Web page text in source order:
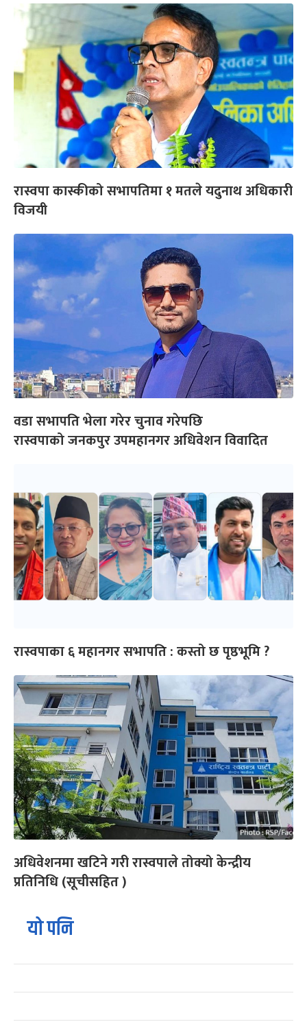
रास्वपा कास्कीको सभापतिमा १ मतले यदुनाथ अधिकारी
विजयी
वडा सभापति भेला गरेर चुनाव गरेपछि
रास्वपाको जनकपुर उपमहानगर अधिवेशन विवादित
रास्वपाका ६ महानगर सभापति : कस्तो छ पृष्ठभूमि ?
अधिवेशनमा खटिने गरी रास्वपाले तोक्यो केन्द्रीय
प्रतिनिधि (सूचीसहित )
यो पनि